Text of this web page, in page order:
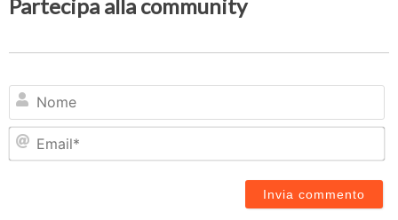
Partecipa alla community